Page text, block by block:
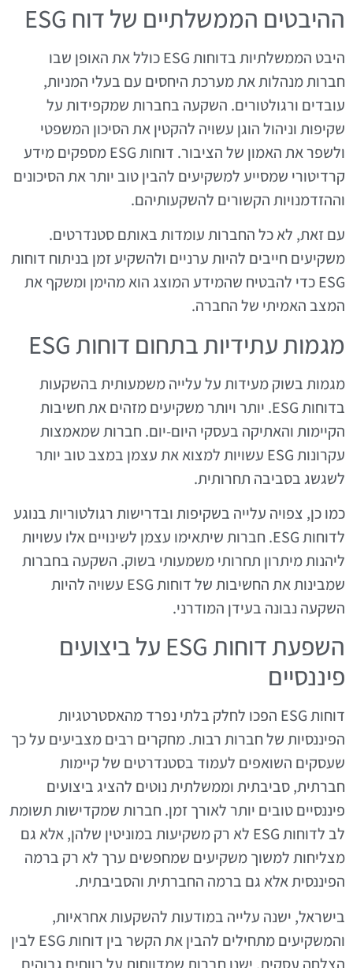
ההיבטים הממשלתיים של דוח ESG
היבט הממשלתיות בדוחות ESG כולל את האופן שבו
חברות מנהלות את מערכת היחסים עם בעלי המניות,
עובדים ורגולטורים. השקעה בחברות שמקפידות על
שקיפות וניהול הוגן עשויה להקטין את הסיכון המשפטי
ולשפר את האמון של הציבור. דוחות ESG מספקים מידע
קרדיטורי שמסייע למשקיעים להבין טוב יותר את הסיכונים
וההזדמנויות הקשורים להשקעותיהם.
עם זאת, לא כל החברות עומדות באותם סטנדרטים.
משקיעים חייבים להיות ערניים ולהשקיע זמן בניתוח דוחות
ESG כדי להבטיח שהמידע המוצג הוא מהימן ומשקף את
המצב האמיתי של החברה.
מגמות עתידיות בתחום דוחות ESG
מגמות בשוק מעידות על עלייה משמעותית בהשקעות
בדוחות ESG. יותר ויותר משקיעים מזהים את חשיבות
הקיימות והאתיקה בעסקי היום-יום. חברות שמאמצות
עקרונות ESG עשויות למצוא את עצמן במצב טוב יותר
לשגשג בסביבה תחרותית.
כמו כן, צפויה עלייה בשקיפות ובדרישות רגולטוריות בנוגע
לדוחות ESG. חברות שיתאימו עצמן לשינויים אלו עשויות
ליהנות מיתרון תחרותי משמעותי בשוק. השקעה בחברות
שמבינות את החשיבות של דוחות ESG עשויה להיות
השקעה נבונה בעידן המודרני.
השפעת דוחות ESG על ביצועים
פיננסיים
דוחות ESG הפכו לחלק בלתי נפרד מהאסטרטגיות
הפיננסיות של חברות רבות. מחקרים רבים מצביעים על כך
שעסקים השואפים לעמוד בסטנדרטים של קיימות
חברתית, סביבתית וממשלתית נוטים להציג ביצועים
פיננסיים טובים יותר לאורך זמן. חברות שמקדישות תשומת
לב לדוחות ESG לא רק משקיעות במוניטין שלהן, אלא גם
מצליחות למשוך משקיעים שמחפשים ערך לא רק ברמה
הפיננסית אלא גם ברמה החברתית והסביבתית.
בישראל, ישנה עלייה במודעות להשקעות אחראיות,
והמשקיעים מתחילים להבין את הקשר בין דוחות ESG לבין
הצלחה עסקית. ישנן חברות שמדווחות על רווחים גבוהים